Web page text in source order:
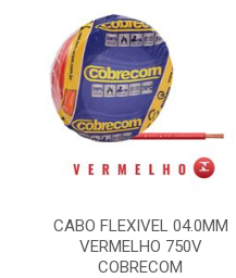
CABO FLEXIVEL 04.0MM
VERMELHO 750V
COBRECOM